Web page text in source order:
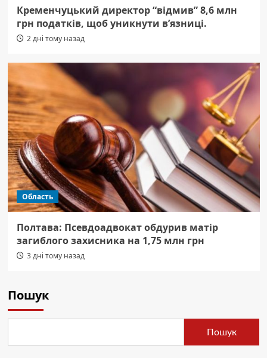
Кременчуцький директор “відмив” 8,6 млн
грн податків, щоб уникнути в’язниці.
2 дні тому назад
Область
Полтава: Псевдоадвокат обдурив матір
загиблого захисника на 1,75 млн грн
3 дні тому назад
Пошук
Пошук